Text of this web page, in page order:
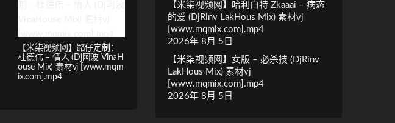
【米柒视频网】路仔定制：
杜德伟 – 情人 (Dj阿波 VinaH
ouse Mix) 素材vj [www.mqm
ix.com].mp4
【米柒视频网】哈利白特 Zkaaai – 病态
的爱 (DjRinv LakHous Mix) 素材vj
[www.mqmix.com].mp4
2026年 8月 5日
【米柒视频网】女版 – 必杀技 (DjRinv
LakHous Mix) 素材vj
[www.mqmix.com].mp4
2026年 8月 5日